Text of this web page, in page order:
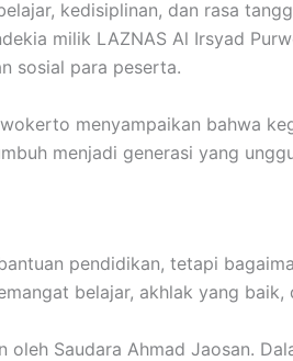
kedisiplinan, dan rasa
milik LAZNAS Al Irsyad
sosial para peserta.
menyampaikan bahwa
menjadi generasi yang
pendidikan, tetapi
belajar, akhlak yang baik,
Saudara Ahmad Jaosan.